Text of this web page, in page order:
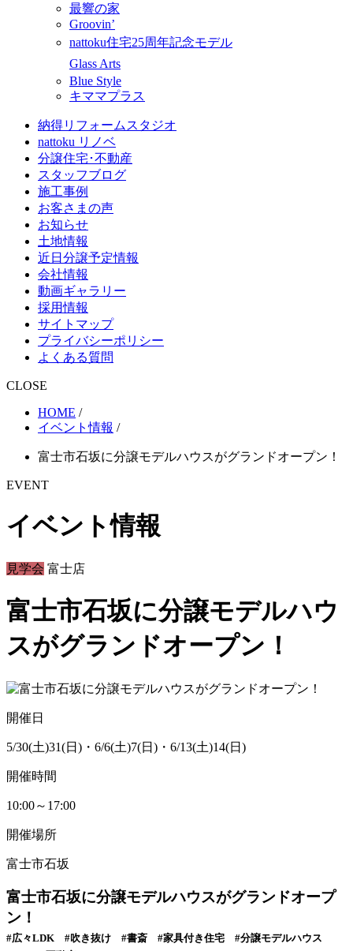
最響の家
Groovin’
nattoku住宅25周年記念モデル
Glass Arts
Blue Style
キママプラス
納得リフォームスタジオ
nattoku リノベ
分譲住宅･不動産
スタッフブログ
施工事例
お客さまの声
お知らせ
土地情報
近日分譲予定情報
会社情報
動画ギャラリー
採用情報
サイトマップ
プライバシーポリシー
よくある質問
CLOSE
HOME /
イベント情報 /
富士市石坂に分譲モデルハウスがグランドオープン！
EVENT
イベント情報
見学会 富士店
富士市石坂に分譲モデルハウ
スがグランドオープン！
開催日
5/30(土)31(日)・6/6(土)7(日)・6/13(土)14(日)
開催時間
10:00～17:00
開催場所
富士市石坂
富士市石坂に分譲モデルハウスがグランドオープ
ン！
#広々LDK #吹き抜け #書斎 #家具付き住宅 #分譲モデルハウス